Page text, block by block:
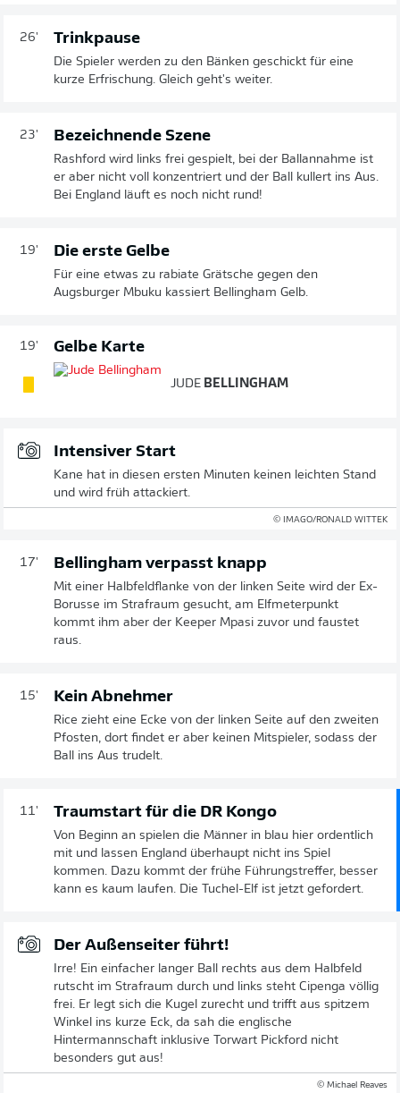
26' Trinkpause
Die Spieler werden zu den Bänken geschickt für eine
kurze Erfrischung. Gleich geht's weiter.
23' Bezeichnende Szene
Rashford wird links frei gespielt, bei der Ballannahme ist
er aber nicht voll konzentriert und der Ball kullert ins Aus.
Bei England läuft es noch nicht rund!
19' Die erste Gelbe
Für eine etwas zu rabiate Grätsche gegen den
Augsburger Mbuku kassiert Bellingham Gelb.
19' Gelbe Karte
JUDE BELLINGHAM
Intensiver Start
Kane hat in diesen ersten Minuten keinen leichten Stand
und wird früh attackiert.
© IMAGO/RONALD WITTEK
17' Bellingham verpasst knapp
Mit einer Halbfeldflanke von der linken Seite wird der Ex-
Borusse im Strafraum gesucht, am Elfmeterpunkt
kommt ihm aber der Keeper Mpasi zuvor und faustet
raus.
15' Kein Abnehmer
Rice zieht eine Ecke von der linken Seite auf den zweiten
Pfosten, dort findet er aber keinen Mitspieler, sodass der
Ball ins Aus trudelt.
11' Traumstart für die DR Kongo
Von Beginn an spielen die Männer in blau hier ordentlich
mit und lassen England überhaupt nicht ins Spiel
kommen. Dazu kommt der frühe Führungstreffer, besser
kann es kaum laufen. Die Tuchel-Elf ist jetzt gefordert.
Der Außenseiter führt!
Irre! Ein einfacher langer Ball rechts aus dem Halbfeld
rutscht im Strafraum durch und links steht Cipenga völlig
frei. Er legt sich die Kugel zurecht und trifft aus spitzem
Winkel ins kurze Eck, da sah die englische
Hintermannschaft inklusive Torwart Pickford nicht
besonders gut aus!
© Michael Reaves